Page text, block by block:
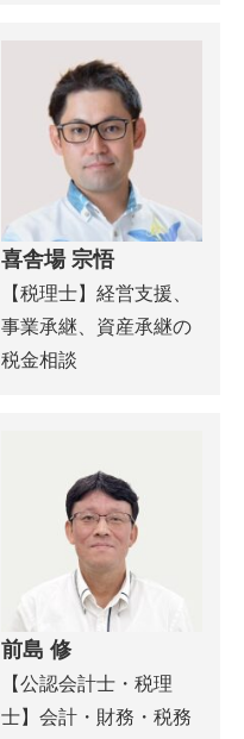
喜舎場 宗悟
【税理士】経営支援、
事業承継、資産承継の
税金相談
前島 修
【公認会計士・税理
士】会計・財務・税務